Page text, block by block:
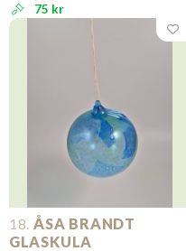
75 kr
18. ÅSA BRANDT
GLASKULA